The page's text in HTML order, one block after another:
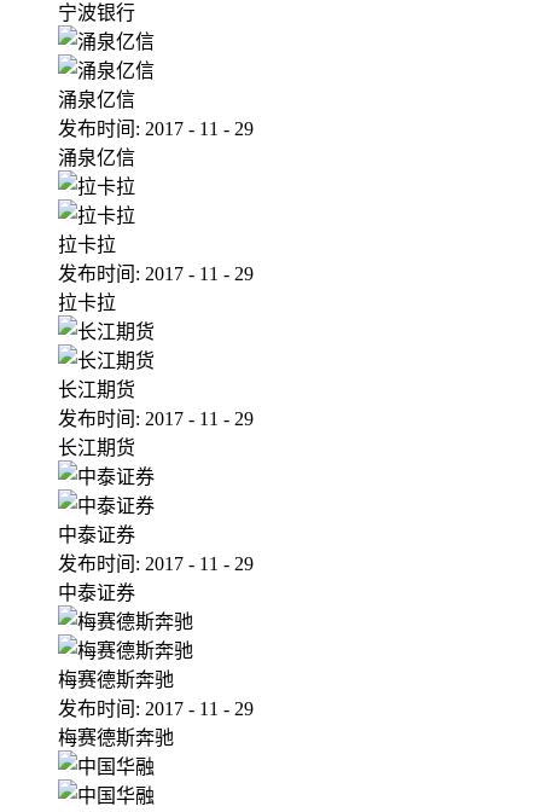
宁波银行
涌泉亿信
发布时间: 2017 - 11 - 29
涌泉亿信
拉卡拉
发布时间: 2017 - 11 - 29
拉卡拉
长江期货
发布时间: 2017 - 11 - 29
长江期货
中泰证券
发布时间: 2017 - 11 - 29
中泰证券
梅赛德斯奔驰
发布时间: 2017 - 11 - 29
梅赛德斯奔驰